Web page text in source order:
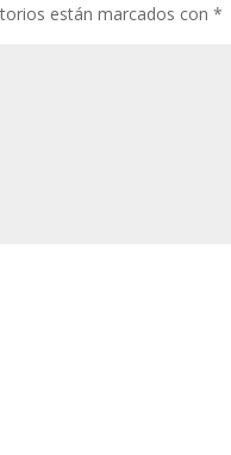
están marcados con *